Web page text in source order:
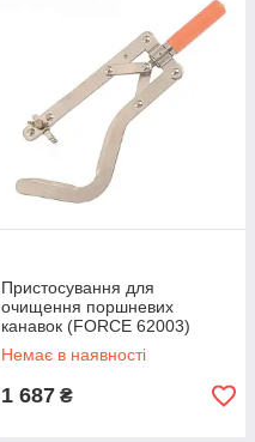
Пристосування для
очищення поршневих
канавок (FORCE 62003)
Немає в наявності
1 687 ₴